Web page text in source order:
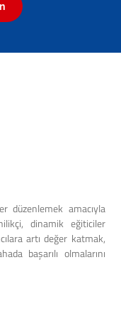
düzenlemek amacıyla
dinamik eğiticiler
artı değer katmak,
başarılı olmalarını